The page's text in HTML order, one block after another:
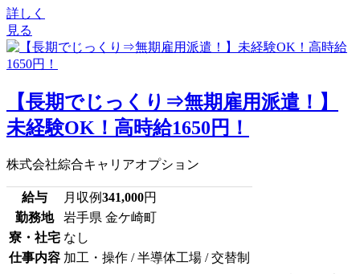
詳しく
見る
【長期でじっくり⇒無期雇用派遣！】
未経験OK！高時給1650円！
株式会社綜合キャリアオプション
給与 月収例341,000円
勤務地
岩手県 金ケ崎町
寮・社宅 なし
仕事内容 加工・操作 / 半導体工場 / 交替制